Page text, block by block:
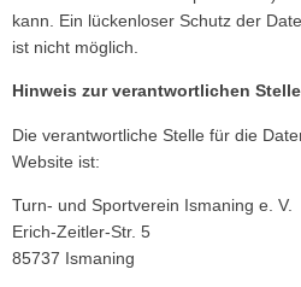
kann. Ein lückenloser Schutz der
ist nicht möglich.
Hinweis zur verantwortlichen Stelle
Die verantwortliche Stelle für die
Website ist:
Turn- und Sportverein Ismaning e. V.
Erich-Zeitler-Str. 5
85737 Ismaning